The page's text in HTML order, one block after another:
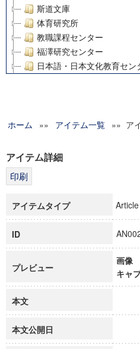
斯道文庫
体育研究所
教職課程センター
福澤研究センター
日本語・日本文化教育セン
グローバルリサーチインス
科学研究費補助金研究成果
博士課程教育リーディン
ホーム »» アイテム一覧 »» ア
アイテム詳細
アイテムタイプ Article
ID
プレビュー
画像
キャ
本文
本文公開日